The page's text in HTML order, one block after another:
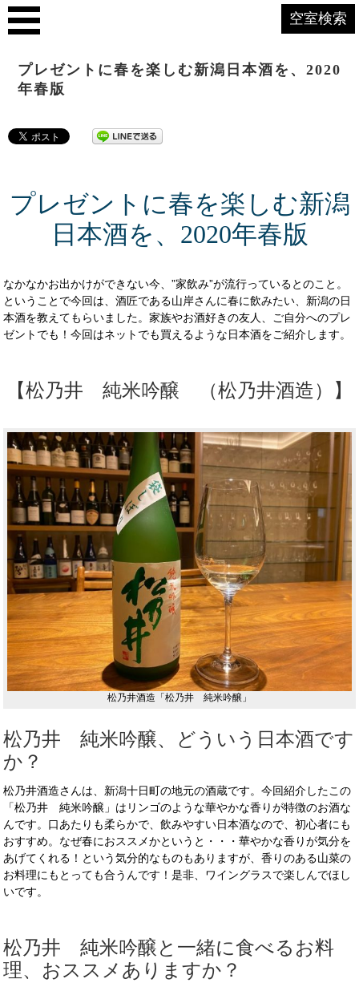
空室検索
プレゼントに春を楽しむ新潟日本酒を、2020
年春版
プレゼントに春を楽しむ新潟
日本酒を、2020年春版
なかなかお出かけができない今、”家飲み”が流行っているとのこと。
ということで今回は、酒匠である山岸さんに春に飲みたい、新潟の日
本酒を教えてもらいました。家族やお酒好きの友人、ご自分へのプレ
ゼントでも！今回はネットでも買えるような日本酒をご紹介します。
【松乃井 純米吟醸 （松乃井酒造）】
松乃井酒造「松乃井 純米吟醸」
松乃井 純米吟醸、どういう日本酒です
か？
松乃井酒造さんは、新潟十日町の地元の酒蔵です。今回紹介したこの
「松乃井 純米吟醸」はリンゴのような華やかな香りが特徴のお酒な
んです。口あたりも柔らかで、飲みやすい日本酒なので、初心者にも
おすすめ。なぜ春におススメかというと・・・華やかな香りが気分を
あげてくれる！という気分的なものもありますが、香りのある山菜の
お料理にもとっても合うんです！是非、ワイングラスで楽しんでほし
いです。
松乃井 純米吟醸と一緒に食べるお料
理、おススメありますか？